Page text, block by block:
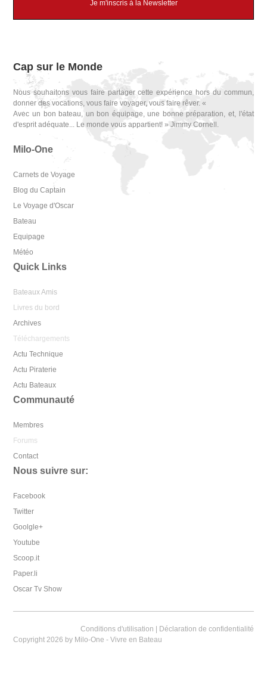
Je m'inscris à la Newsletter
Cap sur le Monde
Nous souhaitons vous faire partager cette expérience hors du commun,
donner des vocations, vous faire voyager, vous faire rêver. «
Avec un bon bateau, un bon équipage, une bonne préparation, et, l'état
d'esprit adéquate... Le monde vous appartient! » Jimmy Cornell.
Milo-One
Carnets de Voyage
Blog du Captain
Le Voyage d'Oscar
Bateau
Equipage
Météo
Quick Links
Bateaux Amis
Livres du bord
Archives
Téléchargements
Actu Technique
Actu Piraterie
Actu Bateaux
Communauté
Membres
Forums
Contact
Nous suivre sur:
Facebook
Twitter
Goolgle+
Youtube
Scoop.it
Paper.li
Oscar Tv Show
Conditions d'utilisation
Déclaration de confidentialité
Copyright 2026 by Milo-One - Vivre en Bateau